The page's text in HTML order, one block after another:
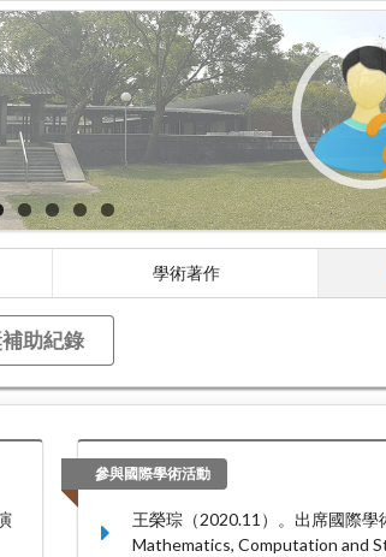
學術著作
助紀錄
參與國際學術活動
王榮琮（2020.11）。出席國際
Mathematics, Computation and